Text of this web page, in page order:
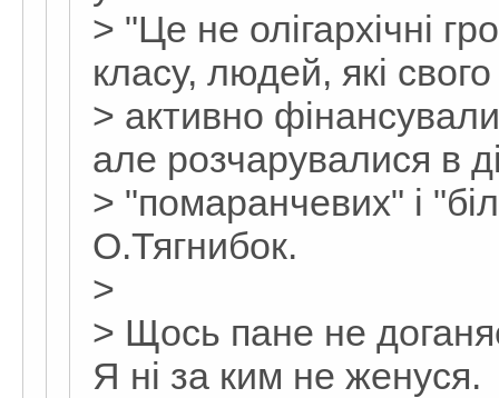
> "Це не олігархічні
класу, людей, які
> активно
але розчарувалися в
> "помаранчевих" і
О.Тягнибок.
>
> Щось пане не
Я ні за ким не женуся.